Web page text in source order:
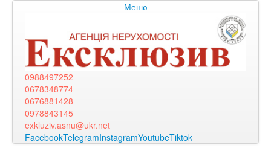
Меню
0988497252
0678348774
0676881428
0978843145
exkluziv.asnu@ukr.net
FacebookTelegramInstagramYoutubeTiktok